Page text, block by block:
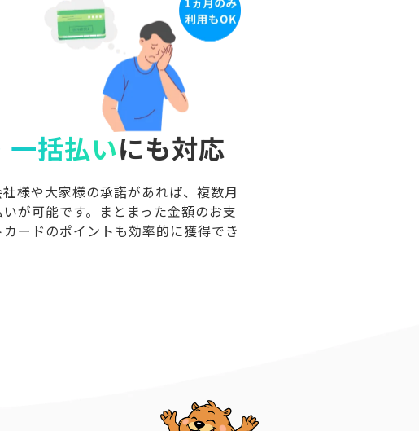
一括払いにも対応
様や大家様の承諾があれば、複数月
が可能です。まとまった金額のお支
ードのポイントも効率的に獲得でき